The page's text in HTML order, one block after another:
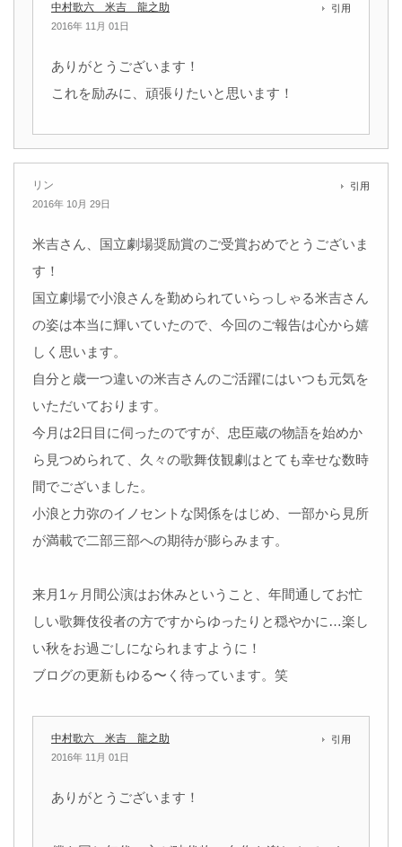
中村歌六 米吉 龍之助
2016年 11月 01日
引用
ありがとうございます！
これを励みに、頑張りたいと思います！
リン
2016年 10月 29日
引用
米吉さん、国立劇場奨励賞のご受賞おめでとうございま
す！
国立劇場で小浪さんを勤められていらっしゃる米吉さん
の姿は本当に輝いていたので、今回のご報告は心から嬉
しく思います。
自分と歳一つ違いの米吉さんのご活躍にはいつも元気を
いただいております。
今月は2日目に伺ったのですが、忠臣蔵の物語を始めか
ら見つめられて、久々の歌舞伎観劇はとても幸せな数時
間でございました。
小浪と力弥のイノセントな関係をはじめ、一部から見所
が満載で二部三部への期待が膨らみます。
来月1ヶ月間公演はお休みということ、年間通してお忙
しい歌舞伎役者の方ですからゆったりと穏やかに…楽し
い秋をお過ごしになられますように！
ブログの更新もゆる〜く待っています。笑
中村歌六 米吉 龍之助
2016年 11月 01日
引用
ありがとうございます！